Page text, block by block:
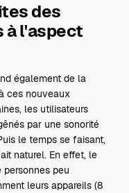
des
à l'aspect
également de la
ces nouveaux
les utilisateurs
par une sonorité
le temps se faisant,
naturel. En effet, le
peu
leurs appareils (8